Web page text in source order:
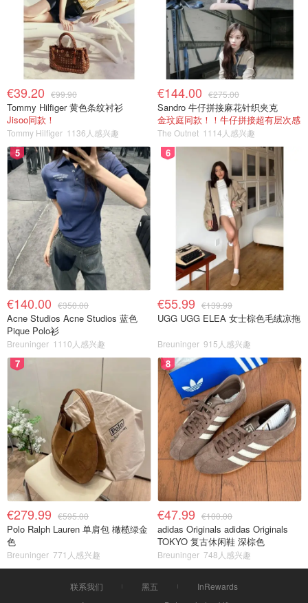
€39.20 €99.90
Tommy Hilfiger 黄色条纹衬衫
Jisoo同款！
Tommy Hilfiger 1136人感兴趣
€144.00 €275.00
Sandro 牛仔拼接麻花针织夹克
金玟庭同款！！牛仔拼接超有层次感
The Outnet 1114人感兴趣
5
€140.00 €350.00
Acne Studios Acne Studios 蓝色
Pique Polo衫
Breuninger 1110人感兴趣
6
€55.99 €139.99
UGG UGG ELEA 女士棕色毛绒凉拖
Breuninger 915人感兴趣
7
€279.99 €595.00
Polo Ralph Lauren 单肩包 橄榄绿金
色
Breuninger 771人感兴趣
8
€47.99 €100.00
adidas Originals adidas Originals
TOKYO 复古休闲鞋 深棕色
Breuninger 748人感兴趣
联系我们 黑五
InRewards